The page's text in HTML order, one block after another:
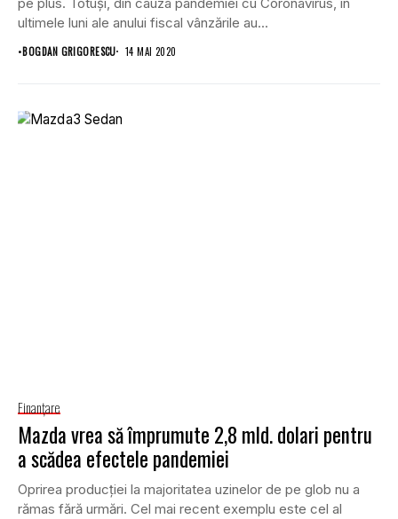
ultimele luni ale anului fiscal vânzările au...
•BOGDAN GRIGORESCU 14 MAI 2020
Finanţare
Mazda vrea să împrumute 2,8 mld. dolari pentru
a scădea efectele pandemiei
Oprirea producției la majoritatea uzinelor de pe glob nu a
rămas fără urmări. Cel mai recent exemplu este cel al